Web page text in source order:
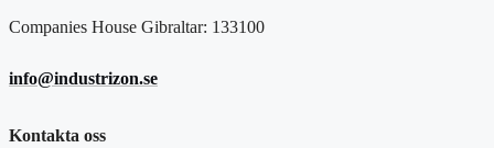
Companies House Gibraltar: 133100
info@industrizon.se
Kontakta oss